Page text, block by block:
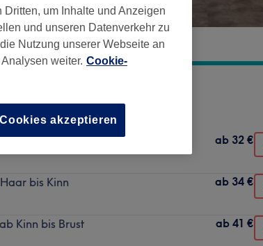
Ohr
ab 32 €
bis Kinn
ab 34 €
Kinn bis Brust
ab 41 €
um Inhalte und Anzeigen
und unseren Datenverkehr zu
Nutzung unserer Webseite an
weiter. Cookie-
akzeptieren